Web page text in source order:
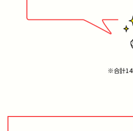
※合計14